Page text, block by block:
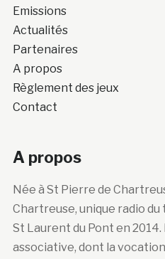
Emissions
Actualités
Partenaires
A propos
Règlement des jeux
Contact
A propos
Née à St Pierre de
Chartreuse, unique radio
St Laurent du Pont en
associative, dont la